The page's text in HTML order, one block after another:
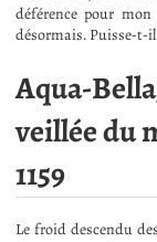
déférence pour
désormais. Puisse-t-
Aqua-
veillée du
1159
Le froid descendu